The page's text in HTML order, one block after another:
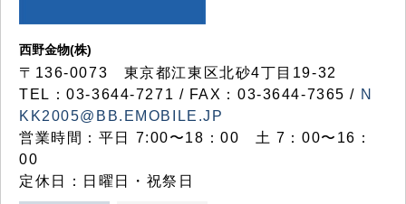
西野金物(株)
〒136-0073 東京都江東区北砂4丁目19-32
TEL：03‐3644‐7271 / FAX：03-3644-7365 / N
KK2005@BB.EMOBILE.JP
営業時間：平日 7:00〜18：00 土 7：00〜16：
00
定休日：日曜日・祝祭日